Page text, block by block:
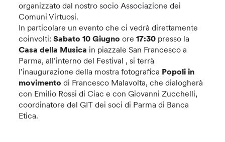
organizzato dal nostro socio Associazione dei
Comuni Virtuosi.
In particolare un evento che ci vedrà direttamente
coinvolti:Sabato 10 Giugno ore17:30 presso la
Casa della Musica in piazzale San Francesco a
Parma, all’interno del Festival , si terrà
l’inaugurazione della mostra fotografica Popoli in
movimento di Francesco Malavolta, che dialogherà
con Emilio Rossi di Ciac e con Giovanni Zucchelli,
coordinatore del GIT dei soci di Parma di Banca
Etica.